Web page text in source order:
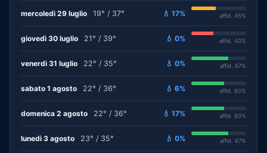
mercoledì 29 luglio 19° / 37° 💧 17% affid. 45%
giovedì 30 luglio 21° / 39° 💧 0% affid. 40%
venerdì 31 luglio 22° / 35° 💧 0% affid. 67%
sabato 1 agosto 22° / 36° 💧 6% affid. 60%
domenica 2 agosto 22° / 36° 💧 17% affid. 60%
lunedì 3 agosto 23° / 35° 💧 0% affid. 67%